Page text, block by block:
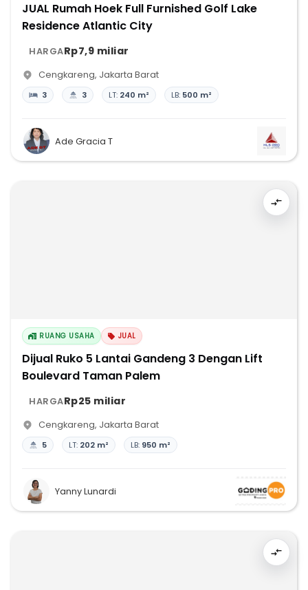
JUAL Rumah Hoek Full Furnished Golf Lake
Residence Atlantic City
HARGARp7,9 miliar
Cengkareng, Jakarta Barat
3 3 LT: 240 m² LB: 500 m²
Ade Gracia T
RUANG USAHA JUAL
Dijual Ruko 5 Lantai Gandeng 3 Dengan Lift
Boulevard Taman Palem
HARGARp25 miliar
Cengkareng, Jakarta Barat
5 LT: 202 m² LB: 950 m²
Yanny Lunardi